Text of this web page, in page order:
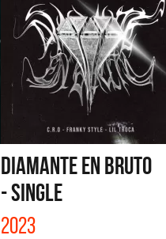
DIAMANTE EN BRUTO
- SINGLE
2023